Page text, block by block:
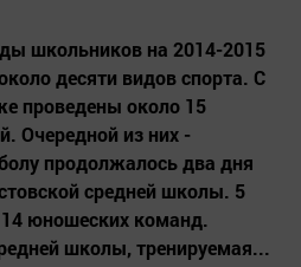
школьников на 2014-2015
десяти видов спорта. С
проведены около 15
Очередной из них -
продолжалось два дня
средней школы. 5
юношеских команд.
школы, тренируемая...